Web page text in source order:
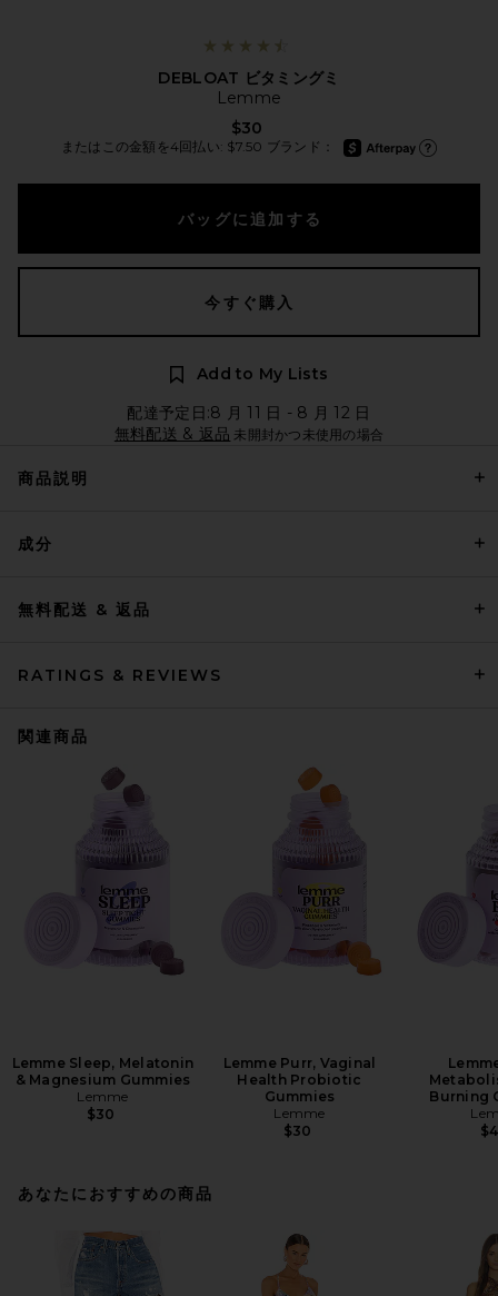
DEBLOAT ビタミングミ
Lemme
$30
またはこの金額を4回払い: $7.50 ブランド：
afterpay
バッグに追加する
今すぐ購入
Add to My Lists
配達予定日:8 月 11 日 - 8 月 12 日
無料配送 & 返品 未開封かつ未使用の場合
商品説明
成分
無料配送 & 返品
RATINGS & REVIEWS
関連商品
Lemme Sleep, Melatonin
& Magnesium Gummies
Lemme
$30
Lemme Purr, Vaginal
Health Probiotic
Gummies
Lemme
$30
Burning
あなたにおすすめの商品